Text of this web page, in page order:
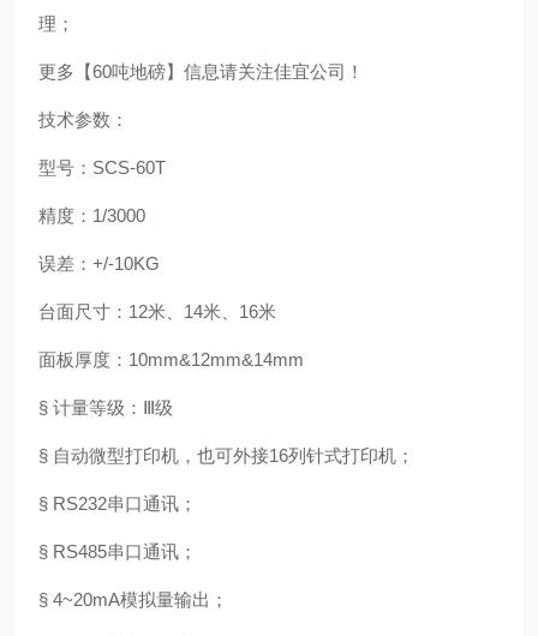
理；
更多【60吨地磅】信息请关注佳宜公司！
技术参数：
型号：SCS-60T
精度：1/3000
误差：+/-10KG
台面尺寸：12米、14米、16米
面板厚度：10mm&12mm&14mm
§ 计量等级：Ⅲ级
§ 自动微型打印机，也可外接16列针式打印机；
§ RS232串口通讯；
§ RS485串口通讯；
§ 4~20mA模拟量输出；